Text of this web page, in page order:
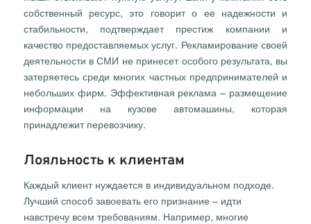
собственный ресурс, это говорит о ее надежности и
стабильности, подтверждает престиж компании и
качество предоставляемых услуг. Рекламирование своей
деятельности в СМИ не принесет особого результата, вы
затеряетесь среди многих частных предпринимателей и
небольших фирм. Эффективная реклама – размещение
информации на кузове автомашины, которая
принадлежит перевозчику.
Лояльность к клиентам
Каждый клиент нуждается в индивидуальном подходе.
Лучший способ завоевать его признание – идти
навстречу всем требованиям. Например, многие